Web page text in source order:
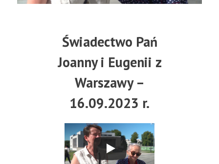
Świadectwo Pań
Joanny i Eugenii z
Warszawy –
16.09.2023 r.